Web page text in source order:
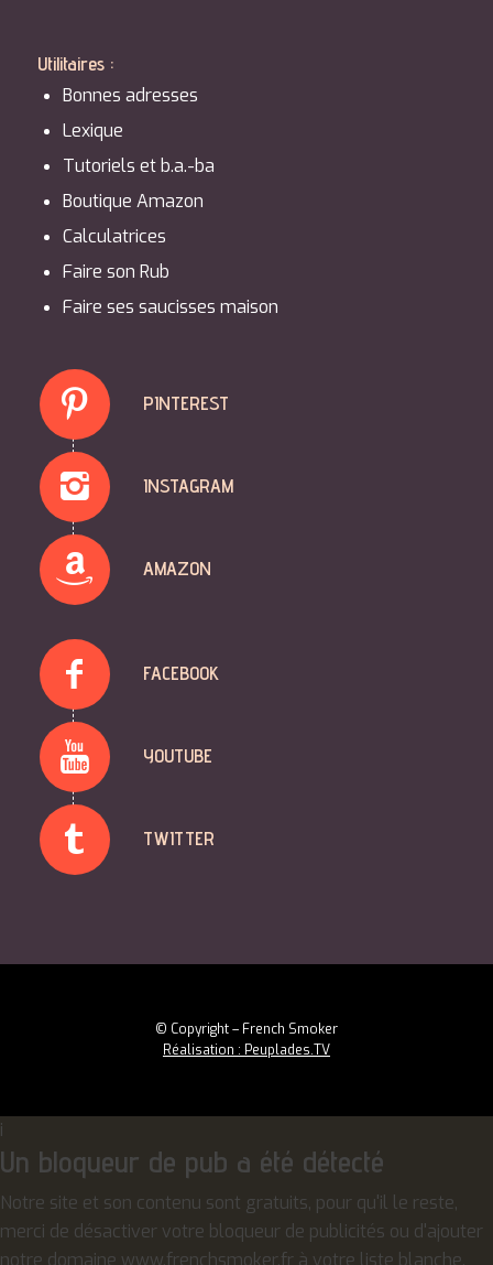
Utilitaires :
Bonnes adresses
Lexique
Tutoriels et b.a.-ba
Boutique Amazon
Calculatrices
Faire son Rub
Faire ses saucisses maison
PINTEREST
INSTAGRAM
AMAZON
FACEBOOK
YOUTUBE
TWITTER
© Copyright – French Smoker
Réalisation : Peuplades.TV
i
Un bloqueur de pub a été détecté
Notre site et son contenu sont gratuits, pour qu'il le reste,
merci de désactiver votre bloqueur de publicités ou d'ajouter
notre domaine www.frenchsmoker.fr à votre liste blanche.